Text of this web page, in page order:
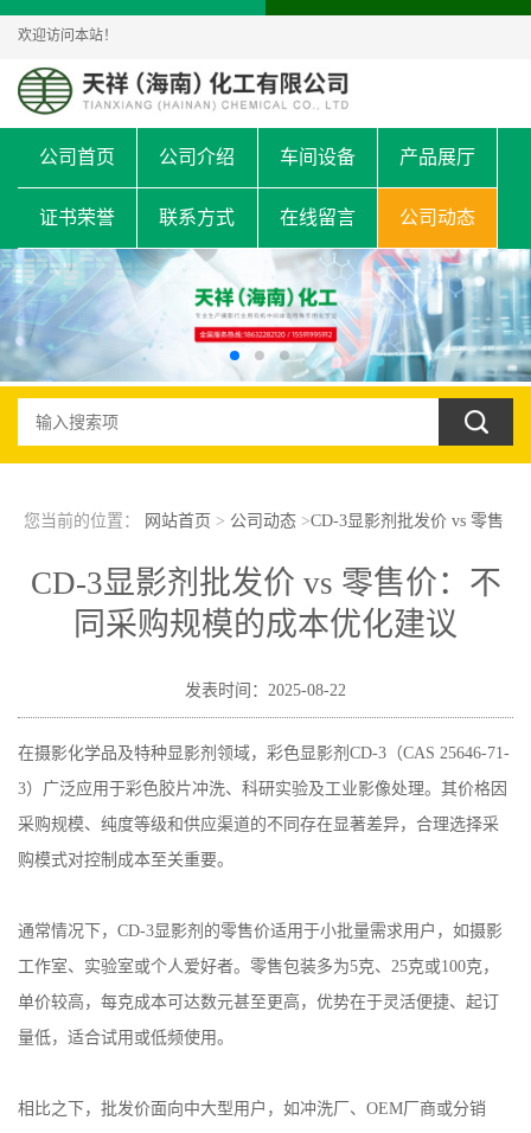
欢迎访问本站！
公司首页 公司介绍 车间设备 产品展厅
证书荣誉 联系方式 在线留言 公司动态
您当前的位置： 网站首页 > 公司动态>CD-3显影剂批发价 vs 零售
价：不同采购规模的成本优化建议
CD-3显影剂批发价 vs 零售价：不
同采购规模的成本优化建议
发表时间：2025-08-22
在摄影化学品及特种显影剂领域，彩色显影剂CD-3（CAS 25646-71-
3）广泛应用于彩色胶片冲洗、科研实验及工业影像处理。其价格因
采购规模、纯度等级和供应渠道的不同存在显著差异，合理选择采
购模式对控制成本至关重要。
通常情况下， CD-3显影剂的零售价适用于小批量需求用户，如摄影
工作室、实验室或个人爱好者。零售包装多为5克、 25克或100克，
单价较高，每克成本可达数元甚至更高，优势在于灵活便捷、起订
量低，适合试用或低频使用。
相比之下，批发价面向中大型用户，如冲洗厂、 OEM厂商或分销